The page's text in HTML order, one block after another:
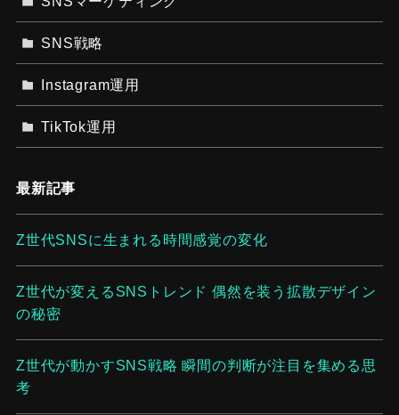
SNS戦略
Instagram運用
TikTok運用
最新記事
Z世代SNSに生まれる時間感覚の変化
Z世代が変えるSNSトレンド 偶然を装う拡散デザイン
の秘密
Z世代が動かすSNS戦略 瞬間の判断が注目を集める思
考